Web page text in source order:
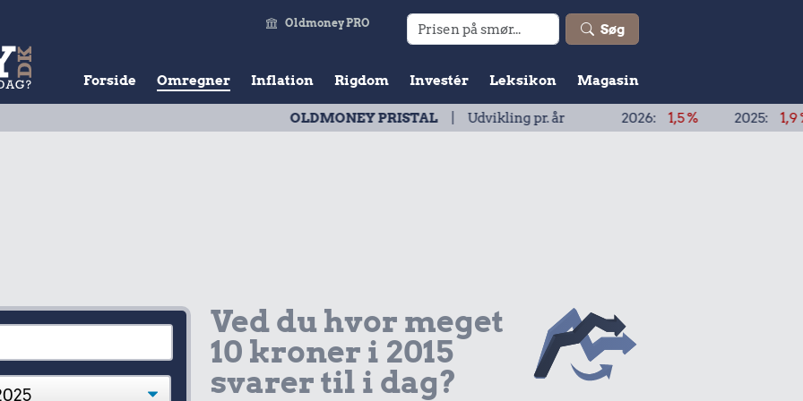
Søg
Oldmoney PRO
Forside Omregner Inflation Rigdom Investér Leksikon Magasin
OLDMONEY PRISTAL| Udvikling pr. år2026: 2025: 1,9 % 2024:
Ved du hvor meget
10 kroner i 2015
svarer til i dag?